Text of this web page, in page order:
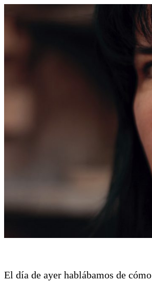
El día de ayer hablábamos de cómo